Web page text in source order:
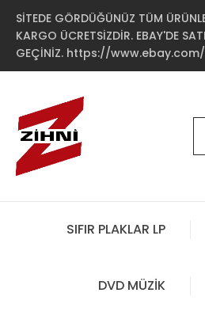
SİTEDE GÖRDÜĞÜNÜZ TÜM
KARGO ÜCRETSİZDİR. EBAY'DE
GEÇİNİZ. https://
SIFIR PLAKLAR LP
DVD MÜZİK